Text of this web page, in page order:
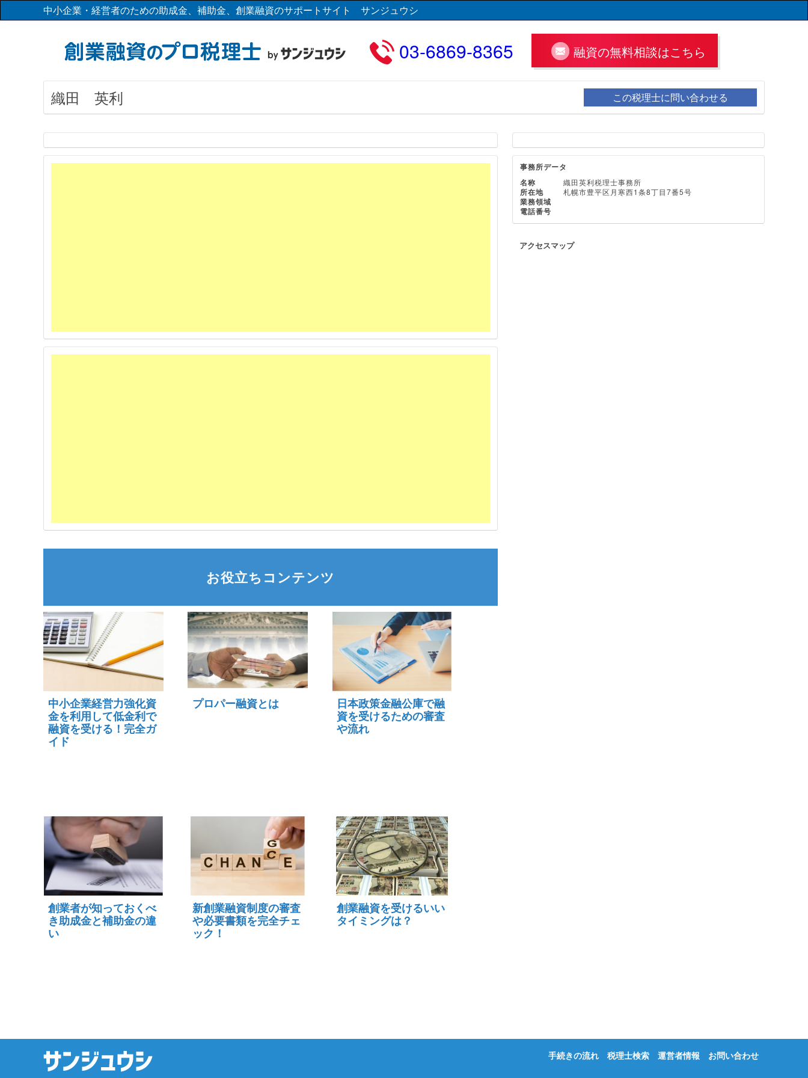
中小企業・経営者のための助成金、補助金、創業融資のサポートサイト サンジュウシ
03-6869-8365 融資の無料相談はこちら
織田 英利 この税理士に問い合わせる
お役立ちコンテンツ
中小企業経営力強化資
金を利用して低金利で
融資を受ける！完全ガ
イド
プロパー融資とは
日本政策金融公庫で融
資を受けるための審査
や流れ
創業者が知っておくべ
き助成金と補助金の違
い
新創業融資制度の審査
や必要書類を完全チェ
ック！
創業融資を受けるいい
タイミングは？
事務所データ
名称
織田英利税理士事務所
所在地 札幌市豊平区月寒西1条8丁目7番5号
業務領域
電話番号
アクセスマップ
手続きの流れ 税理士検索 運営者情報 お問い合わせ